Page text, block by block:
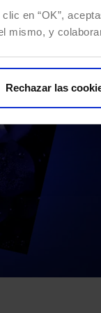
en “OK”,
mismo, y
Rechazar las